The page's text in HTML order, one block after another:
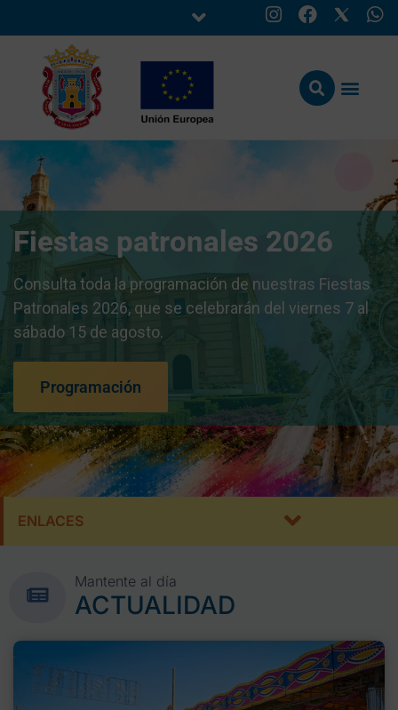
Fiestas patronales 2026
Consulta toda la programación de nuestras Fiestas
Patronales 2026, que se celebrarán del viernes 7 al
sábado 15 de agosto.
Programación
ENLACES
Mantente al día
ACTUALIDAD